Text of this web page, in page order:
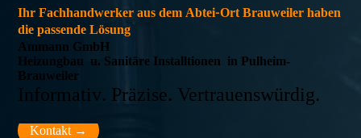
Ihr Fachhandwerker aus dem Abtei-Ort Brauweiler haben
die passende Lösung
Ammann GmbH
Heizungbau u. Sanitäre Installtionen in Pulheim-
Brauweiler
Informativ. Präzise. Vertrauenswürdig.
Kontakt →